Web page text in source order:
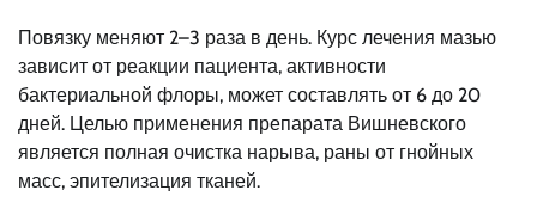
Повязку меняют 2–3 раза в день. Курс лечения мазью
зависит от реакции пациента, активности
бактериальной флоры, может составлять от 6 до 20
дней. Целью применения препарата Вишневского
является полная очистка нарыва, раны от гнойных
масс, эпителизация тканей.